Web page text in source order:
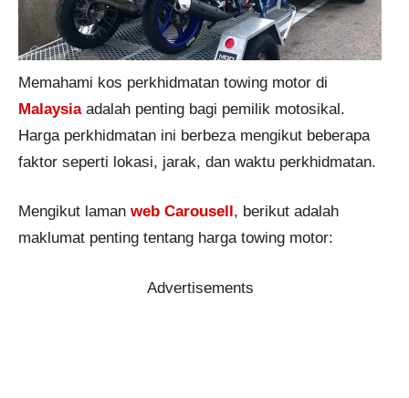
Memahami kos perkhidmatan towing motor di
Malaysiaadalah penting bagi pemilik motosikal.
Harga perkhidmatan ini berbeza mengikut beberapa
faktor seperti lokasi, jarak, dan waktu perkhidmatan.
Mengikut laman web Carousell , berikut adalah
maklumat penting tentang harga towing motor:
Advertisements